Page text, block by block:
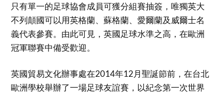
只有單一的足球協會成員可獲分組賽抽簽，唯獨英大
不列顛國可以用英格蘭、蘇格蘭、愛爾蘭及威爾士名
義代表參賽。由此可見，英國足球水準之高，在歐洲
冠軍聯賽中備受歡迎。
英國貿易文化辦事處在2014年12月聖誕節前，在台北
歐洲學校舉辦了一場足球友誼賽，以紀念第一次世界